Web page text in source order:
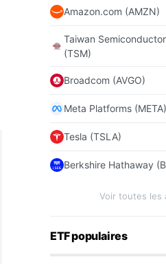
Amazon.com (AMZN)
Taiwan
(TSM)
Broadcom (AVGO)
Meta Platforms (META)
Tesla (TSLA)
Berkshire Hathaway
Voir toutes les
ETF populaires